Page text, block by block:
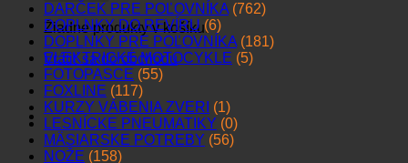
Žiadne produkty v košíku.
Vrátiť sa do obchodu
DARČEK PRE POĽOVNÍKA (762)
DOPLNKY DO REVÍRU (6)
DOPLNKY PRE POĽOVNÍKA (181)
ELEKTRICKÉ MOTOCYKLE (5)
FOTOPASCE (55)
FOXLINE (117)
KURZY VÁBENIA ZVERI (1)
LESNÍCKE PNEUMATIKY (0)
MÄSIARSKE POTREBY (56)
NOŽE (158)